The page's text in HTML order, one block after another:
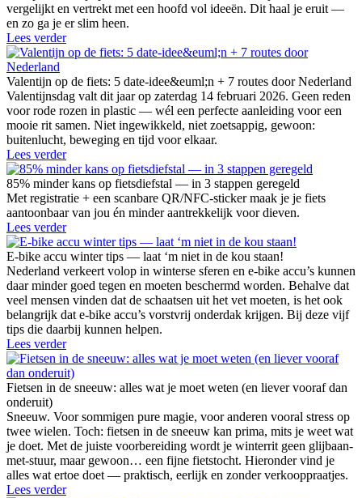
vergelijkt en vertrekt met een hoofd vol ideeën. Dit haal je eruit —
en zo ga je er slim heen.
Lees verder
Valentijn op de fiets: 5 date-idee&euml;n + 7 routes door Nederland
Valentijnsdag valt dit jaar op zaterdag 14 februari 2026. Geen reden
voor rode rozen in plastic — wél een perfecte aanleiding voor een
mooie rit samen. Niet ingewikkeld, niet zoetsappig, gewoon:
buitenlucht, beweging en tijd voor elkaar.
Lees verder
85% minder kans op fietsdiefstal — in 3 stappen geregeld
Met registratie + een scanbare QR/NFC-sticker maak je je fiets
aantoonbaar van jou én minder aantrekkelijk voor dieven.
Lees verder
E-bike accu winter tips — laat ‘m niet in de kou staan!
Nederland verkeert volop in winterse sferen en e-bike accu’s kunnen
daar minder goed tegen en moeten beschermd worden. Behalve dat
veel mensen vinden dat de schaatsen uit het vet moeten, is het ook
belangrijk dat e-bike accu’s vorstvrij onderdak krijgen. Bij deze vijf
tips die daarbij kunnen helpen.
Lees verder
Fietsen in de sneeuw: alles wat je moet weten (en liever vooraf dan
onderuit)
Sneeuw. Voor sommigen pure magie, voor anderen vooral stress op
twee wielen. Toch: fietsen in de sneeuw kan prima, mits je weet wat
je doet. Met de juiste voorbereiding wordt je winterrit geen glijbaan-
met-stuur, maar gewoon… een fijne fietstocht. Hieronder vind je
alles wat ertoe doet — praktisch, eerlijk en zonder verkooppraatjes.
Lees verder